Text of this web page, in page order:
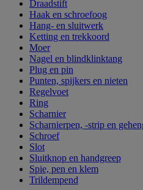
Draadstift
Haak en schroefoog
Hang- en sluitwerk
Ketting en trekkoord
Moer
Nagel en blindklinktang
Plug en pin
Punten, spijkers en nieten
Regelvoet
Ring
Scharnier
Scharnierpen, -strip en
Schroef
Slot
Sluitknop en handgreep
Spie, pen en klem
Trildempend